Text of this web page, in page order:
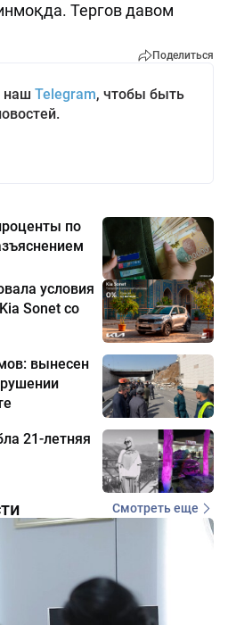
Тергов давом
Поделиться
наш Telegram, чтобы быть
по
условия
Sonet со
вынесен
21-летняя
Смотреть еще